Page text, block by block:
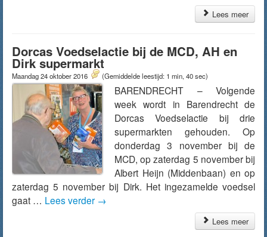
Lees meer
Dorcas Voedselactie bij de MCD, AH en
Dirk supermarkt
Maandag 24 oktober 2016 (Gemiddelde leestijd: 1 min, 40 sec)
BARENDRECHT – Volgende
week wordt in Barendrecht de
Dorcas Voedselactie bij drie
supermarkten gehouden. Op
donderdag 3 november bij de
MCD, op zaterdag 5 november bij
Albert Heijn (Middenbaan) en op
zaterdag 5 november bij Dirk. Het ingezamelde voedsel
gaat … Lees verder →
Lees meer